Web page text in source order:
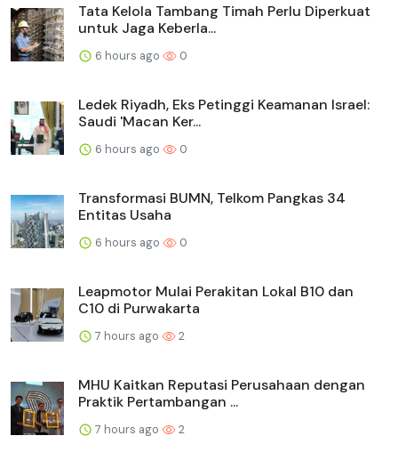
Tata Kelola Tambang Timah Perlu Diperkuat
untuk Jaga Keberla...
6 hours ago 0
Ledek Riyadh, Eks Petinggi Keamanan Israel:
Saudi 'Macan Ker...
6 hours ago 0
Transformasi BUMN, Telkom Pangkas 34
Entitas Usaha
6 hours ago 0
Leapmotor Mulai Perakitan Lokal B10 dan
C10 di Purwakarta
7 hours ago 2
MHU Kaitkan Reputasi Perusahaan dengan
Praktik Pertambangan ...
7 hours ago 2